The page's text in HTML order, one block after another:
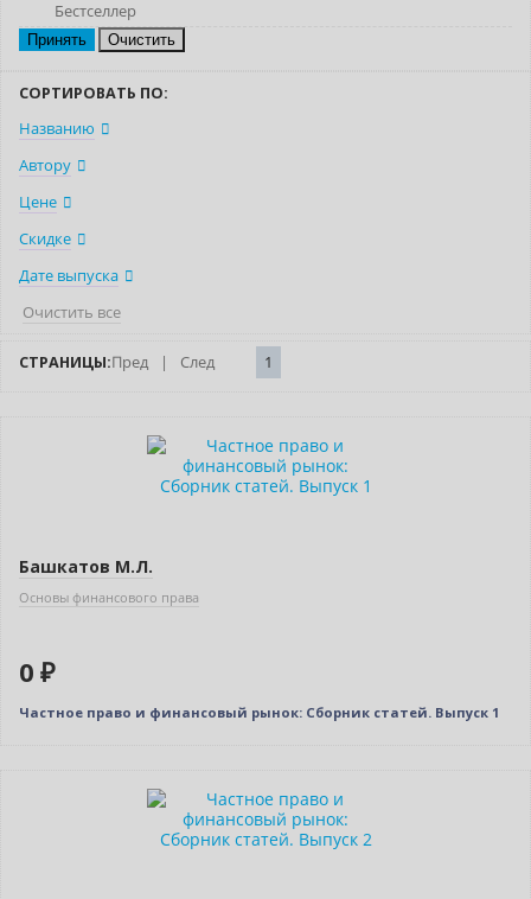
Бестселлер
Очистить
СОРТИРОВАТЬ ПО:
Названию
Автору
Цене
Скидке
Дате выпуска
Очистить все
СТРАНИЦЫ:Пред | След 1
Башкатов М.Л.
Основы финансового права
0 ₽
Частное право и финансовый рынок: Сборник статей. Выпуск 1